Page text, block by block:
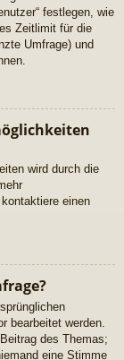
festlegen, wie
Zeitlimit für die
Umfrage) und
wird durch die
einen
bearbeitet werden.
des Themas;
eine Stimme